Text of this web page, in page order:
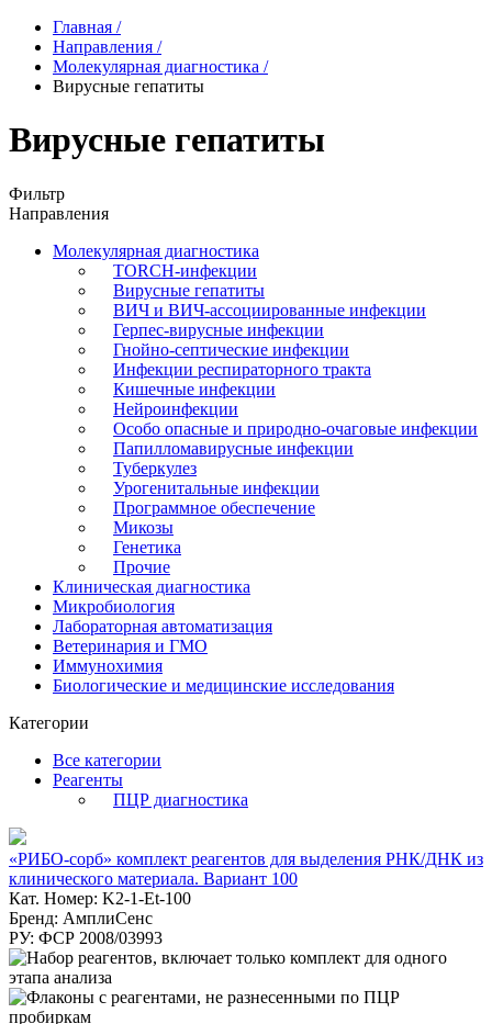
Главная /
Направления /
Молекулярная диагностика /
Вирусные гепатиты
Вирусные гепатиты
Фильтр
Направления
Молекулярная диагностика
TORCH-инфекции
Вирусные гепатиты
ВИЧ и ВИЧ-ассоциированные инфекции
Герпес-вирусные инфекции
Гнойно-септические инфекции
Инфекции респираторного тракта
Кишечные инфекции
Нейроинфекции
Особо опасные и природно-очаговые инфекции
Папилломавирусные инфекции
Туберкулез
Урогенитальные инфекции
Программное обеспечение
Микозы
Генетика
Прочие
Клиническая диагностика
Микробиология
Лабораторная автоматизация
Ветеринария и ГМО
Иммунохимия
Биологические и медицинские исследования
Категории
Все категории
Реагенты
ПЦР диагностика
«РИБО-сорб» комплект реагентов для выделения РНК/ДНК из
клинического материала. Вариант 100
Кат. Номер: K2-1-Et-100
Бренд: АмплиСенс
РУ: ФСР 2008/03993